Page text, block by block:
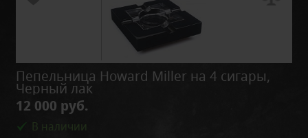
Пепельница Howard Miller на 4 сигары,
Черный лак
12 000 руб.
В наличии